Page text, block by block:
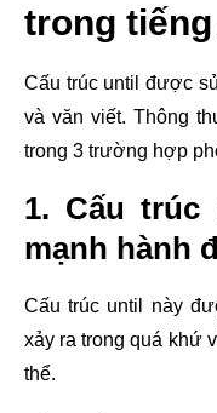
trong
Cấu trúc until được
và văn viết. Thông
trong 3 trường hợp
1. Cấu trúc
mạnh hành
Cấu trúc until này
xảy ra trong quá khứ
thể.